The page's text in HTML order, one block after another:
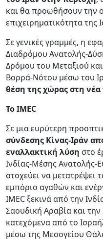
και θα προωθήσουν την
επιχειρηματικότητα της
Σε γενικές γραμμές, η
Διαδρόμου Ανατολής-
Δρόμου του Μεταξιού
Βορρά-Νότου μέσω του
θέση της χώρας στη
Το IMEC
Σε μια ευρύτερη
σύνδεσης Κίνας-Ιράν
εναλλακτική λύση στο
Ινδίας-Μέσης Ανατολής-
στοχεύει να μετατρέψει
εμπόριο αγαθών και
IMEC ξεκινά από την
Σαουδική Αραβία και
κατεχόμενα από το
μέσω της Μεσογείου